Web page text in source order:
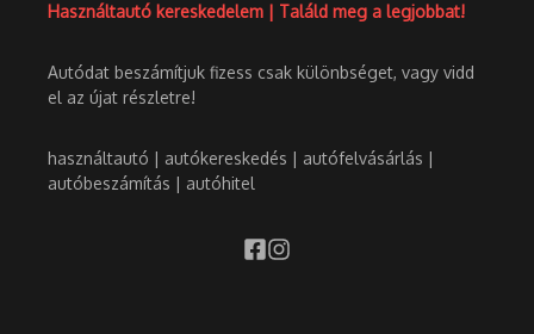
Használtautó kereskedelem | Találd meg a legjobbat!
Autódat beszámítjuk fizess csak különbséget, vagy vidd
el az újat részletre!
használtautó | autókereskedés | autófelvásárlás |
autóbeszámítás | autóhitel